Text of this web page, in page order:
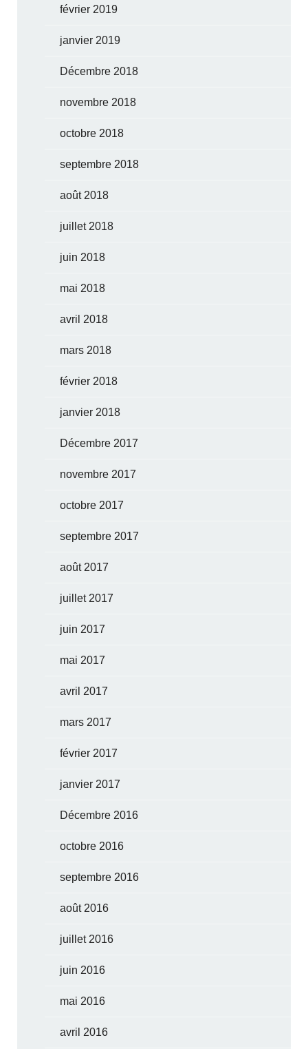
février 2019
janvier 2019
Décembre 2018
novembre 2018
octobre 2018
septembre 2018
août 2018
juillet 2018
juin 2018
mai 2018
avril 2018
mars 2018
février 2018
janvier 2018
Décembre 2017
novembre 2017
octobre 2017
septembre 2017
août 2017
juillet 2017
juin 2017
mai 2017
avril 2017
mars 2017
février 2017
janvier 2017
Décembre 2016
octobre 2016
septembre 2016
août 2016
juillet 2016
juin 2016
mai 2016
avril 2016